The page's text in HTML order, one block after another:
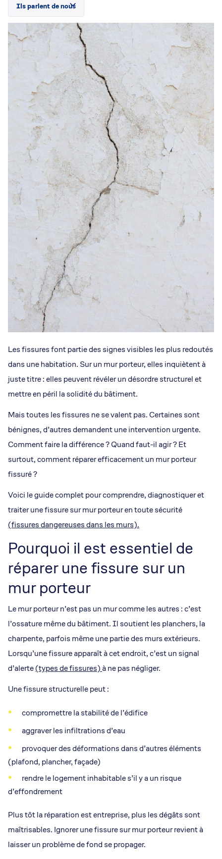
Ils parlent de nous
Les fissures font partie des signes visibles les plus redoutés
dans une habitation. Sur un mur porteur, elles inquiètent à
juste titre : elles peuvent révéler un désordre structurel et
mettre en péril la solidité du bâtiment.
Mais toutes les fissures ne se valent pas. Certaines sont
bénignes, d’autres demandent une intervention urgente.
Comment faire la différence ? Quand faut-il agir ? Et
surtout, comment réparer efficacement un mur porteur
fissuré ?
Voici le guide complet pour comprendre, diagnostiquer et
traiter une fissure sur mur porteur en toute sécurité
(fissures dangereuses dans les murs).
Pourquoi il est essentiel de
réparer une fissure sur un
mur porteur
Le mur porteur n’est pas un mur comme les autres : c’est
l’ossature même du bâtiment. Il soutient les planchers, la
charpente, parfois même une partie des murs extérieurs.
Lorsqu’une fissure apparaît à cet endroit, c’est un signal
d’alerte(types de fissures)à ne pas négliger.
Une fissure structurelle peut :
compromettre la stabilité de l’édifice
aggraver les infiltrations d’eau
provoquer des déformations dans d’autres éléments
(plafond, plancher, façade)
rendre le logement inhabitable s’il y a un risque
d’effondrement
Plus tôt la réparation est entreprise, plus les dégâts sont
maîtrisables. Ignorer une fissure sur mur porteur revient à
laisser un problème de fond se propager.